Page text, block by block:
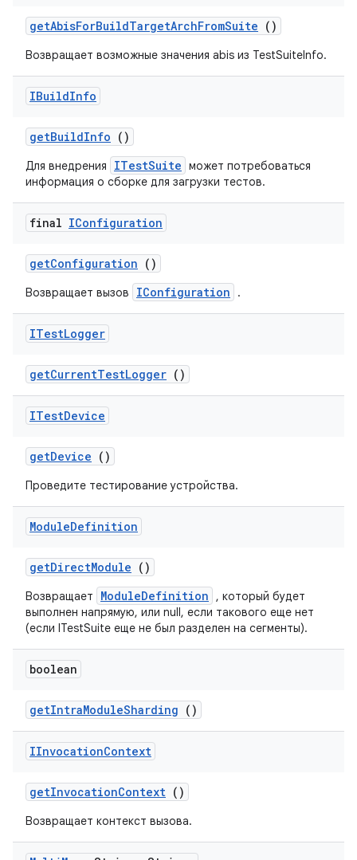
getAbisForBuildTargetArchFromSuite ()
Возвращает возможные значения abis из TestSuiteInfo.
IBuildInfo
getBuildInfo ()
Для внедрения ITestSuite может потребоваться
информация о сборке для загрузки тестов.
final IConfiguration
getConfiguration ()
Возвращает вызов IConfiguration .
ITestLogger
getCurrentTestLogger ()
ITestDevice
getDevice ()
Проведите тестирование устройства.
ModuleDefinition
getDirectModule ()
Возвращает ModuleDefinition
, который будет
выполнен напрямую, или null, если такового еще нет
(если ITestSuite еще не был разделен на сегменты).
boolean
getIntraModuleSharding ()
IInvocationContext
getInvocationContext ()
Возвращает контекст вызова.